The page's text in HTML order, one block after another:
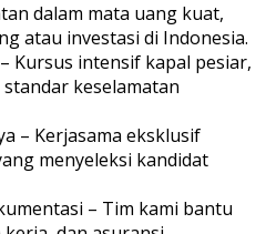
dalam mata uang kuat,
atau investasi di Indonesia.
Kursus intensif kapal pesiar,
keselamatan
– Kerjasama eksklusif
menyeleksi kandidat
– Tim kami bantu